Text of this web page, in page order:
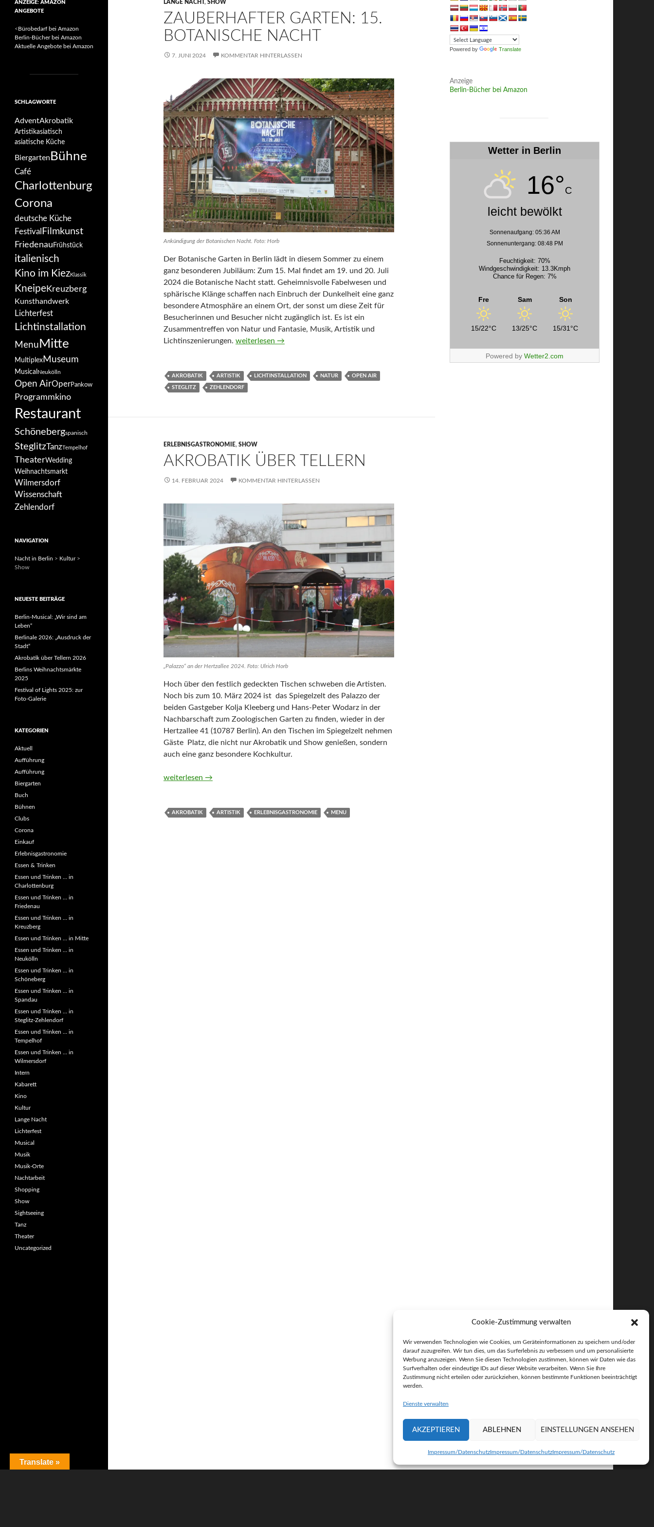
Cookie-Zustimmung verwalten
Wir verwenden Technologien wie Cookies, um Geräteinformationen zu speichern und/oder
darauf zuzugreifen. Wir tun dies, um das Surferlebnis zu verbessern und um personalisierte
Werbung anzuzeigen. Wenn Sie diesen Technologien zustimmen, können wir Daten wie das
Surfverhalten oder eindeutige IDs auf dieser Website verarbeiten. Wenn Sie Ihre
Zustimmung nicht erteilen oder zurückziehen, können bestimmte Funktionen beeinträchtigt
werden.
Dienste verwalten
AKZEPTIEREN ABLEHNEN EINSTELLUNGEN ANSEHEN
Impressum/DatenschutzImpressum/DatenschutzImpressum/Datenschutz
LANGE NACHT, SHOW
ZAUBERHAFTER GARTEN: 15.
BOTANISCHE NACHT
7. JUNI 2024 KOMMENTAR HINTERLASSEN
Ankündigung der Botanischen Nacht. Foto: Horb
Der Botanische Garten in Berlin lädt in diesem Sommer zu einem
ganz besonderen Jubiläum: Zum 15. Mal findet am 19. und 20. Juli
2024 die Botanische Nacht statt. Geheimnisvolle Fabelwesen und
sphärische Klänge schaffen nach Einbruch der Dunkelheit eine ganz
besondere Atmosphäre an einem Ort, der sonst um diese Zeit für
Besucherinnen und Besucher nicht zugänglich ist. Es ist ein
Zusammentreffen von Natur und Fantasie, Musik, Artistik und
Lichtinszenierungen. Zauberhafter Garten: 15. Botanische Nacht
weiterlesen →
AKROBATIK ARTISTIK LICHTINSTALLATION NATUR OPEN AIR
STEGLITZ ZEHLENDORF
ERLEBNISGASTRONOMIE, SHOW
AKROBATIK ÜBER TELLERN
14. FEBRUAR 2024 KOMMENTAR HINTERLASSEN
„Palazzo“ an der Hertzallee 2024. Foto: Ulrich Horb
Hoch über den festlich gedeckten Tischen schweben die Artisten.
Noch bis zum 10. März 2024 ist das Spiegelzelt des Palazzo der
beiden Gastgeber Kolja Kleeberg und Hans-Peter Wodarz in der
Nachbarschaft zum Zoologischen Garten zu finden, wieder in der
Hertzallee 41 (10787 Berlin). An den Tischen im Spiegelzelt nehmen
Gäste Platz, die nicht nur Akrobatik und Show genießen, sondern
auch eine ganz besondere Kochkultur.
Akrobatik über Tellern
weiterlesen →
AKROBATIK ARTISTIK ERLEBNISGASTRONOMIE MENU
Powered by Translate
Anzeige
Berlin-Bücher bei Amazon
Wetter in Berlin
16°C
leicht bewölkt
Sonnenaufgang: 05:36 AM
Sonnenuntergang: 08:48 PM
Feuchtigkeit: 70%
Windgeschwindigkeit: 13.3Kmph
Chance für Regen: 7%
Fre
15/22°C
Sam
13/25°C
Son
15/31°C
Powered by Wetter2.com
ANZEIGE: AMAZON
ANGEBOTE
<Bürobedarf bei Amazon
Berlin-Bücher bei Amazon
Aktuelle Angebote bei Amazon
SCHLAGWORTE
AdventAkrobatik
Artistikasiatisch
asiatische Küche
Biergarten Bühne
Café
Charlottenburg
Corona
deutsche Küche
Festival Filmkunst
Friedenau Frühstück
italienisch
Kino im KiezKlassik
KneipeKreuzberg
Kunsthandwerk
Lichterfest
Lichtinstallation
Menu Mitte
Multiplex Museum
Musical Neukölln
Open AirOperPankow
Programmkino
Restaurant
Schönebergspanisch
SteglitzTanzTempelhof
TheaterWedding
Weihnachtsmarkt
Wilmersdorf
Wissenschaft
Zehlendorf
NAVIGATION
Nacht in Berlin > Kultur>
Show
NEUESTE BEITRÄGE
Berlin-Musical: „Wir sind am
Leben“
Berlinale 2026: „Ausdruck der
Stadt“
Akrobatik über Tellern 2026
Berlins Weihnachtsmärkte
2025
Festival of Lights 2025: zur
Foto-Galerie
KATEGORIEN
Aktuell
Aufführung
Aufführung
Biergarten
Buch
Bühnen
Clubs
Corona
Einkauf
Erlebnisgastronomie
Essen & Trinken
Essen und Trinken … in
Charlottenburg
Essen und Trinken … in
Friedenau
Essen und Trinken … in
Kreuzberg
Essen und Trinken … in Mitte
Essen und Trinken … in
Neukölln
Essen und Trinken … in
Schöneberg
Essen und Trinken … in
Spandau
Essen und Trinken … in
Steglitz-Zehlendorf
Essen und Trinken … in
Tempelhof
Essen und Trinken … in
Wilmersdorf
Intern
Kabarett
Kino
Kultur
Lange Nacht
Lichterfest
Musical
Musik
Musik-Orte
Nachtarbeit
Shopping
Show
Sightseeing
Tanz
Theater
Uncategorized
Translate »